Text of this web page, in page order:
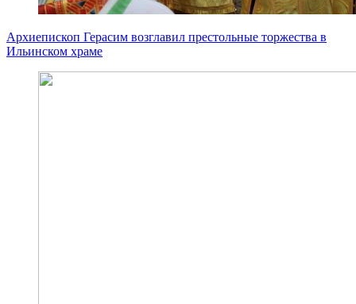
Архиепископ Герасим возглавил престольные торжества в
Ильинском храме